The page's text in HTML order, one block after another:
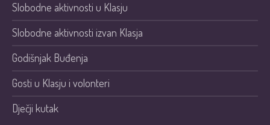
Slobodne aktivnosti u Klasju
Slobodne aktivnosti izvan Klasja
Godišnjak Buđenja
Gosti u Klasju i volonteri
Dječji kutak